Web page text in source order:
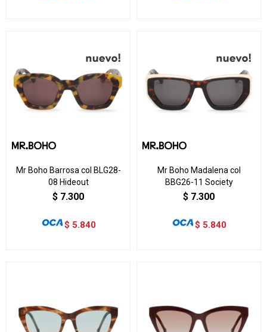
Mr Boho Barrosa col BLG28-
08 Hideout
$ 7.300
$ 5.840
Mr Boho Madalena col
BBG26-11 Society
$ 7.300
$ 5.840